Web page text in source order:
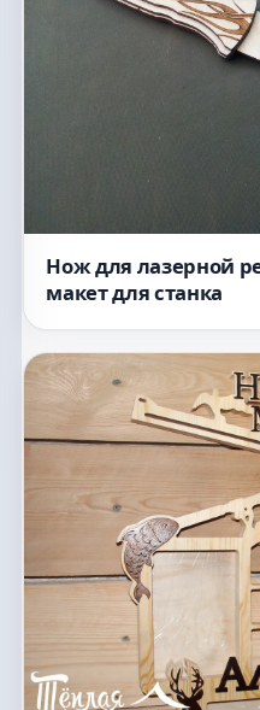
Нож для лазерной
макет для станка